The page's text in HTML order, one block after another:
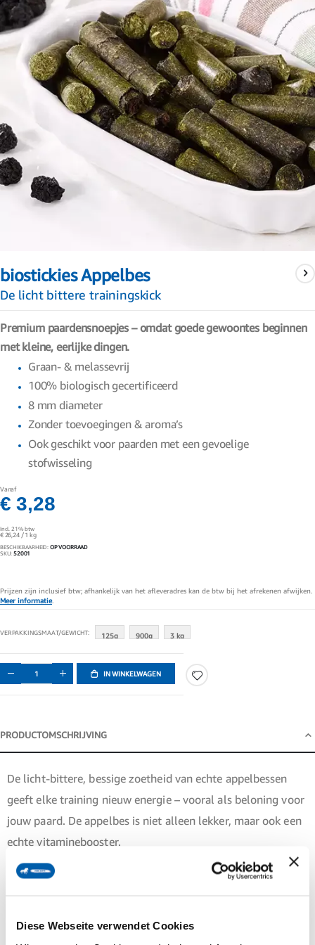
Diese Webseite verwendet Cookies
het
van
gallerij
biostickies Appelbes
De licht bittere trainingskick
Premium paardensnoepjes – omdat goede gewoontes beginnen
met kleine, eerlijke dingen.
Graan- & melassevrij
100% biologisch gecertificeerd
8 mm diameter
Zonder toevoegingen & aroma’s
Ook geschikt voor paarden met een gevoelige
stofwisseling
Vanaf
€ 3,28
Incl. 21% btw
€ 26,24/ 1 kg
BESCHIKBAARHEID: OP VOORRAAD
SKU 52001
Prijzen zijn inclusief btw; afhankelijk van het afleveradres kan de btw bij het afrekenen afwijken.
Meer informatie.
VERPAKKINGSMAAT/GEWICHT 125g 900g 3 kg
IN WINKELWAGEN
PRODUCTOMSCHRIJVING
Productomschrijving
De licht-bittere, bessige zoetheid van echte appelbessen
geeft elke training nieuw energie – vooral als beloning voor
jouw paard. De appelbes is niet alleen lekker, maar ook een
echte vitaminebooster.
Kleine beloning, groot effect – met de kracht van de natuur.